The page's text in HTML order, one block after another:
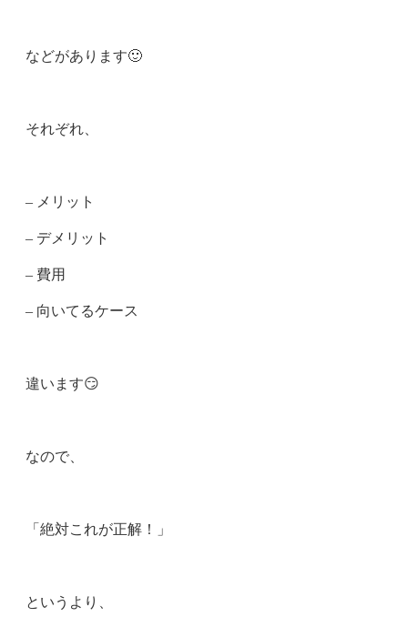
などがあります🙂
それぞれ、
– メリット
– デメリット
– 費用
– 向いてるケース
違います😏
なので、
「絶対これが正解！」
というより、